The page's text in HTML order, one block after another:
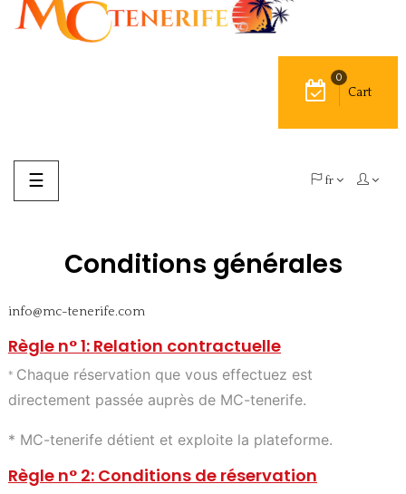
Cart
0
fr
Basculer
la
☰
Conditions générales
info@mc-tenerife.com
Règle n° 1: Relation contractuelle
* Chaque réservation que vous effectuez est
directement passée auprès de MC-tenerife.
* MC-tenerife détient et exploite la plateforme.
Règle n° 2: Conditions de réservation